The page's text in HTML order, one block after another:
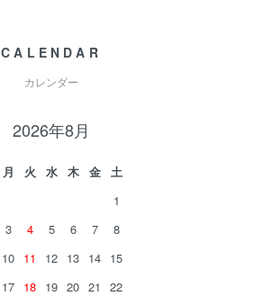
CALENDAR
カレンダー
2026年8月
月 火 水 木 金
土
1
3 4 5 6 7
8
10 11 12 13 14 15
17 18 19 20 21
22